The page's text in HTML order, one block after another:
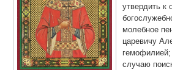
утвердить к
молебное
царевичу
случаю